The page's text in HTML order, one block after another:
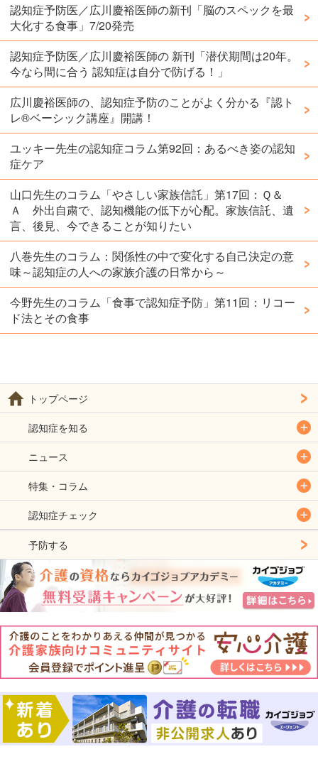
認知症予防医／広川慶裕医師の新刊「脳のスペックを最
大化する食事」7/20発売
認知症予防医／広川慶裕医師の 新刊「潜伏期間は20年。
今なら間に合う 認知症は自分で防げる！」
広川慶裕医師の、認知症予防のことがよく分かる『認ト
レ®️ベーシック講座』開講！
ユッキー先生の認知症コラム第92回：あるべき姿の認知
症ケア
山口先生のコラム「やさしい家族信託」第17回：Ｑ＆
Ａ 外出自粛で、認知機能の低下が心配。家族信託、遺
言、後見、今できることが知りたい
八巻先生のコラム：関係性の中で変化する自己決定の意
味～認知症の人への家族介護の日常から～
今野先生のコラム「食事で認知症予防」第11回：リコー
ド法とその食事
トップページ
認知症を知る
ニュース
特集・コラム
認知症チェック
予防する